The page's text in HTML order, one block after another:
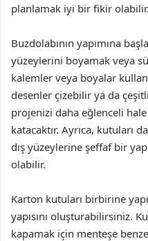
planlamak iyi bir fikir olabilir.
Buzdolabının yapımına
yüzeylerini boyamak veya
kalemler veya boyalar
desenler çizebilir ya da
projenizi daha eğlenceli
katacaktır. Ayrıca, kutuları
dış yüzeylerine şeffaf bir
olabilir.
Karton kutuları birbirine
yapısını oluşturabilirsiniz.
kapamak için menteşe